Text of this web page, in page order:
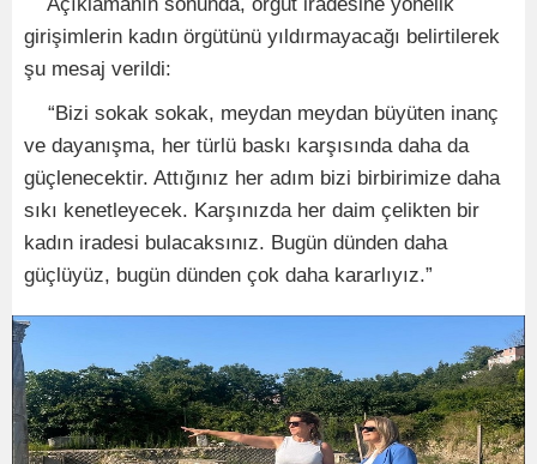
girişimlerin kadın örgütünü yıldırmayacağı belirtilerek
şu mesaj verildi:
“Bizi sokak sokak, meydan meydan büyüten inanç
ve dayanışma, her türlü baskı karşısında daha da
güçlenecektir. Attığınız her adım bizi birbirimize daha
sıkı kenetleyecek. Karşınızda her daim çelikten bir
kadın iradesi bulacaksınız. Bugün dünden daha
güçlüyüz, bugün dünden çok daha kararlıyız.”